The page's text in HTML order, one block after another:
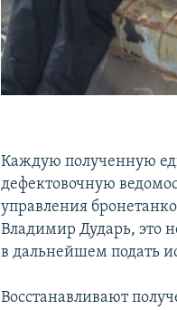
Каждую полученную
дефектовочную
управления
Владимир Дударь, это
в дальнейшем подать
Восстанавливают